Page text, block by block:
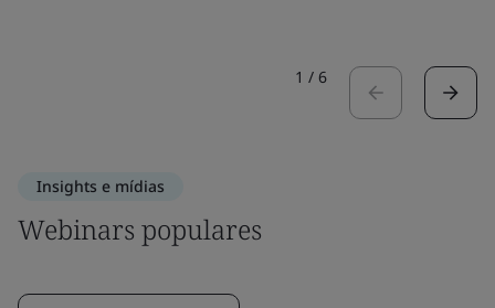
1 / 6
Insights e mídias
Webinars populares